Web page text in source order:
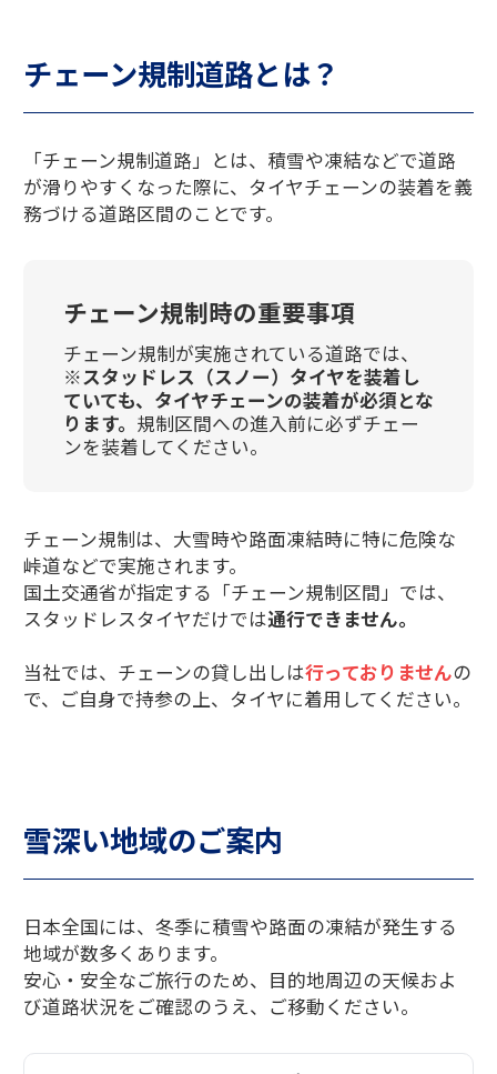
チェーン規制道路とは？
「チェーン規制道路」とは、積雪や凍結などで道路
が滑りやすくなった際に、タイヤチェーンの装着を義
務づける道路区間のことです。
チェーン規制時の重要事項
チェーン規制が実施されている道路では、
※スタッドレス（スノー）タイヤを装着し
ていても、タイヤチェーンの装着が必須とな
ります。 規制区間への進入前に必ずチェー
ンを装着してください。
チェーン規制は、大雪時や路面凍結時に特に危険な
峠道などで実施されます。
国土交通省が指定する「チェーン規制区間」では、
スタッドレスタイヤだけでは通行できません。
当社では、チェーンの貸し出しは行っておりませんの
で、ご自身で持参の上、タイヤに着用してください。
雪深い地域のご案内
日本全国には、冬季に積雪や路面の凍結が発生する
地域が数多くあります。
安心・安全なご旅行のため、目的地周辺の天候およ
び道路状況をご確認のうえ、ご移動ください。